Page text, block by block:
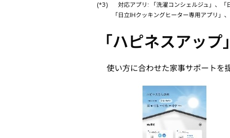
(*3)
対応アプリ: 「洗濯コンシェルジュ」、「
「日立IHクッキングヒーター専用アプリ」
「ハピネスアッ
使い方に合わせた家事サポートを